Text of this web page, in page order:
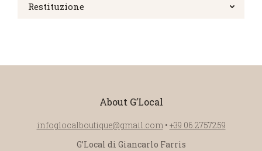
Restituzione
About G’Local
infoglocalboutique@gmail.com• +39 06.2757259
G’Local di Giancarlo Farris